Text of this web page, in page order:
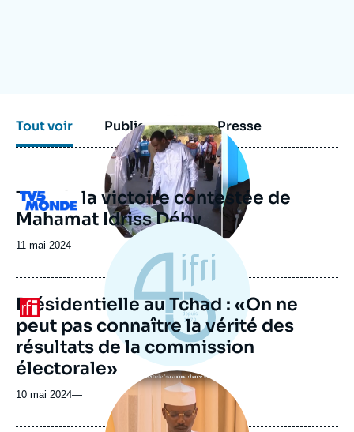
Tout voir Publications Presse
Logo
Image
principale
médiatique
Tchad : la victoire contestée de
Mahamat Idriss Déby
11 mai 2024—
Logo
Présidentielle au Tchad : «On ne
peut pas connaître la vérité des
résultats de la commission
électorale»
10 mai 2024—
Image
principale
médiatique